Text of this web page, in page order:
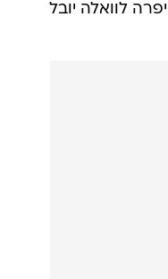
לוואלה יובל